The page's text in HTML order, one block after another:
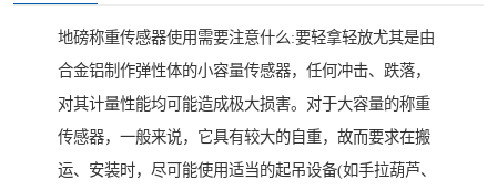
地磅称重传感器使用需要注意什么:要轻拿轻放尤其是由
合金铝制作弹性体的小容量传感器，任何冲击、跌落，
对其计量性能均可能造成极大损害。对于大容量的称重
传感器，一般来说，它具有较大的自重，故而要求在搬
运、安装时，尽可能使用适当的起吊设备(如手拉葫芦、